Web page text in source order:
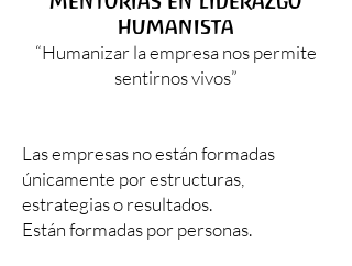
HUMANISTA
“Humanizar la empresa nos permite
sentirnos vivos”
Las empresas no están formadas
únicamente por estructuras,
estrategias o resultados.
Están formadas por personas.